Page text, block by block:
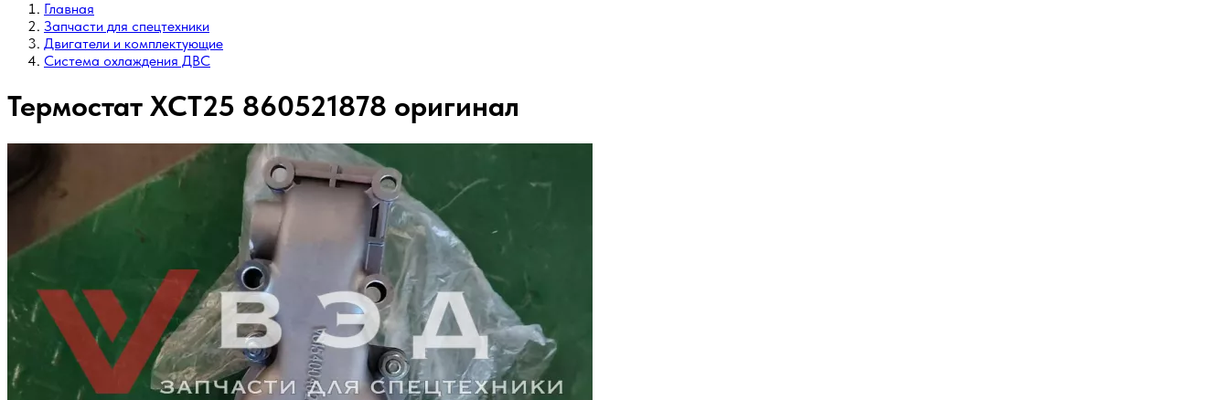
Главная
Запчасти для спецтехники
Двигатели и комплектующие
Система охлаждения ДВС
Термостат XCT25 860521878 оригинал